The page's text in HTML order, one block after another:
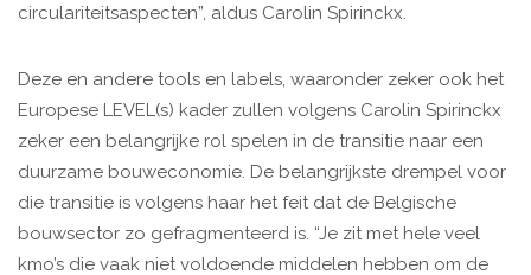
circulariteitsaspecten”, aldus Carolin Spirinckx.
Deze en andere tools en labels, waaronder zeker ook het
Europese LEVEL(s) kader zullen volgens Carolin Spirinckx
zeker een belangrijke rol spelen in de transitie naar een
duurzame bouweconomie. De belangrijkste drempel voor
die transitie is volgens haar het feit dat de Belgische
bouwsector zo gefragmenteerd is. “Je zit met hele veel
kmo’s die vaak niet voldoende middelen hebben om de